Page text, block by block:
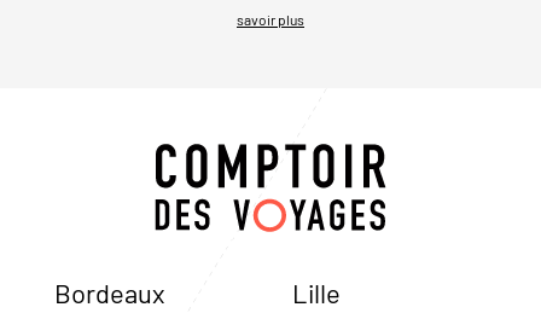
savoir plus
Bordeaux Lille